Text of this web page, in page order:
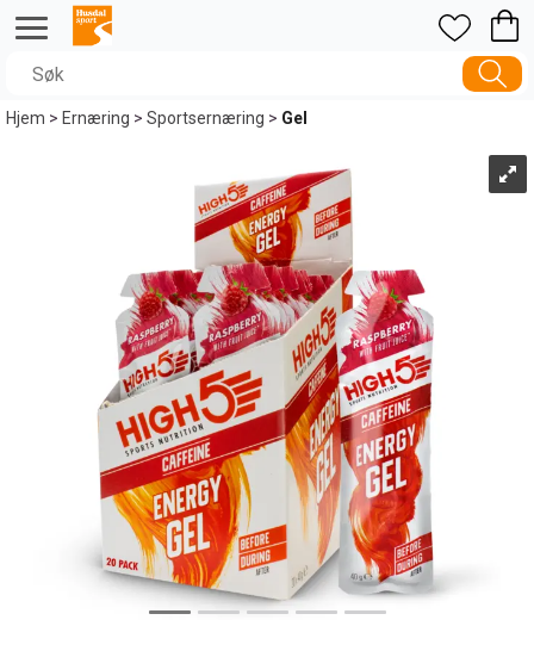
Hjem>Ernæring>Sportsernæring>Gel